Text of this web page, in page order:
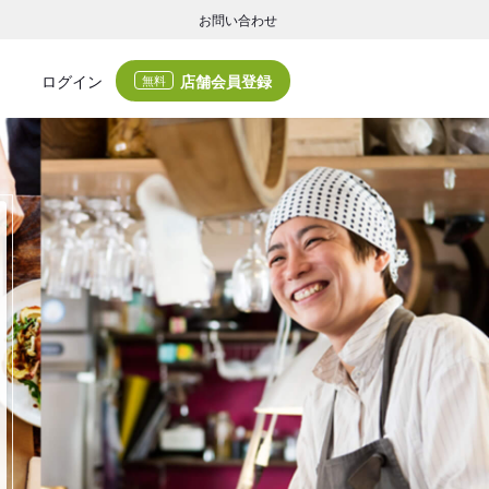
お問い合わせ
ログイン 無料 店舗会員登録
集客・業務支援
グの集客サービスと業務支援サービスで店舗経営の課題解決を支援します。